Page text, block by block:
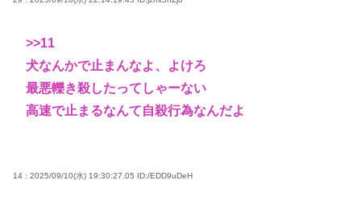
>>11
犬なんかで止まんなよ、よけろ
最悪轢き殺したってしゃーない
高速で止まるなんて自殺行為なんだよ
14 : 2025/09/10(水) 19:30:27.05 ID:/EDD9uDeH